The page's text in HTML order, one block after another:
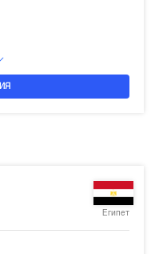
Египет